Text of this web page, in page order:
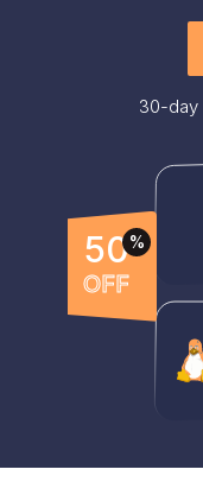
30-day
50
OFF
%